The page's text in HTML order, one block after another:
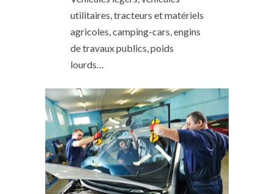
utilitaires, tracteurs et matériels
agricoles, camping-cars, engins
de travaux publics, poids
lourds…